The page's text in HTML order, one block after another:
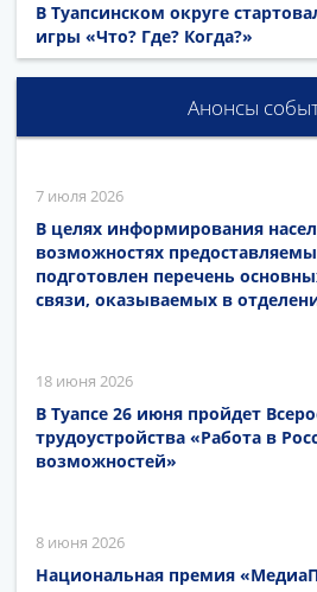
В Туапсинском округе
игры «Что? Где? Когда?»
Анонсы
7 июля 2026
В целях информирования
возможностях
подготовлен перечень
связи, оказываемых в
18 июня 2026
В Туапсе 26 июня пройдет
трудоустройства «Работа в
возможностей»
8 июня 2026
Национальная премия